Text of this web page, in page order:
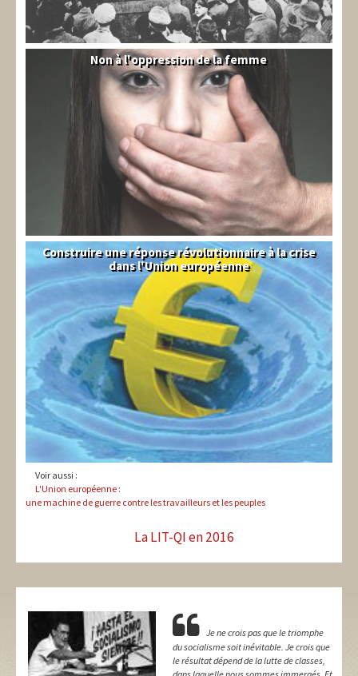
Syrie
Non à l'oppression de la femme
Syndical
Construire une réponse révolutionnaire à la crise
dans l'Union européenne
Voir aussi :
L'Union européenne :
une machine de guerre contre les travailleurs et les peuples
La LIT-QI en 2016
Je ne crois pas que le triomphe
du socialisme soit inévitable. Je crois que
le résultat dépend de la lutte de classes,